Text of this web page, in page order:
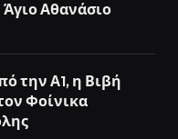
Αθανάσιο
την Α1, η Βιβή
Φοίνικα